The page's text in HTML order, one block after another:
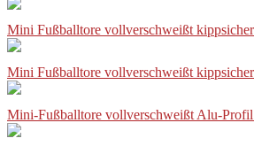
Mini Fußballtore vollverschweißt
Mini Fußballtore vollverschweißt
Mini-Fußballtore vollverschweißt Alu-